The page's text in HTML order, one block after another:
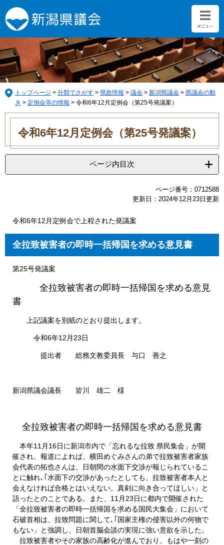
ー
ジ
の
先
頭
で
す。
ニ
ュ
ー
を
飛
ば
し
て
トップページ > 分類でさがす > 県政情報 > 議会 > 新潟県議会 > 県議会の動
き > 定例会等の情報 > 令和6年12月定例会（第25号発議案）
本
令和6年12月定例会（第25号発議案）
ページ内目次
ページ番号：0712588
更新日：2024年12月23日更新
令和6年12月定例会で上程された発議案
全拉致被害者の即時一括帰国を求める意見書​​
第25号発議案
全拉致被害者の即時一括帰国を求める意見
書​​
上記議案を別紙のとおり提出します。
令和6年12月23日
提出者 総務文教委員長 与口 善之
新潟県議会議長 皆川 雄二 様
全拉致被害者の即時一括帰国を求める意見書
本年11月16日に新潟市内で「忘れるな拉致 県民集会」が開
催され、報道によれば、横田めぐみさんの弟で拉致被害者家族
会代表の拓也さんは、日朝間の水面下交渉が報じられているこ
とに触れ､｢水面下の交渉があったとしても、拉致被害者本人と
会えなければ合格とはいえない。真剣に向き合ってほしい」と
語ったとのことである。また、11月23日に都内で開催された
「全拉致被害者の即時一括帰国を求める国民大集会」において
石破首相は、拉致問題に関して､｢国家主権の侵害以外の何物で
もない」と強調し、日朝首脳会談の実現に強い意欲を示した。
拉致被害者やその家族の高齢化が進んでおり、もはや一刻の